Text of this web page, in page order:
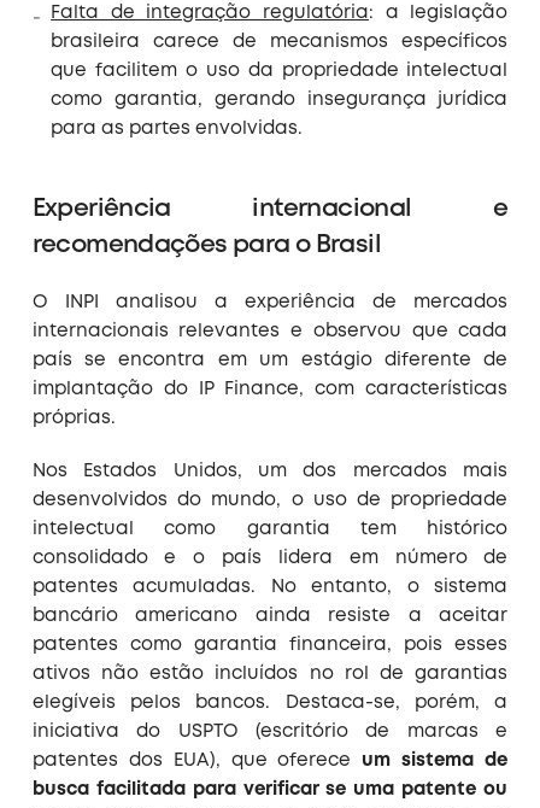
Falta de integração regulatória: a legislação
brasileira carece de mecanismos específicos
que facilitem o uso da propriedade intelectual
como garantia, gerando insegurança jurídica
para as partes envolvidas.
Experiência internacional e
recomendações para o Brasil
O INPI analisou a experiência de mercados
internacionais relevantes e observou que cada
país se encontra em um estágio diferente de
implantação do IP Finance, com características
próprias.
Nos Estados Unidos, um dos mercados mais
desenvolvidos do mundo, o uso de propriedade
intelectual como garantia tem histórico
consolidado e o país lidera em número de
patentes acumuladas. No entanto, o sistema
bancário americano ainda resiste a aceitar
patentes como garantia financeira, pois esses
ativos não estão incluídos no rol de garantias
elegíveis pelos bancos. Destaca-se, porém, a
iniciativa do USPTO (escritório de marcas e
patentes dos EUA), que oferece um sistema de
busca facilitada para verificar se uma patente ou